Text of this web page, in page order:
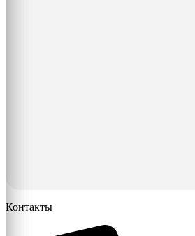
Контакты